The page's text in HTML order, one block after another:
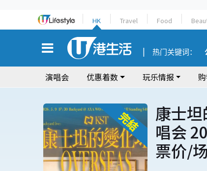
HK Travel Food
热门关键词：
演唱会 优惠着数 玩乐情报
康士
唱会
票价/